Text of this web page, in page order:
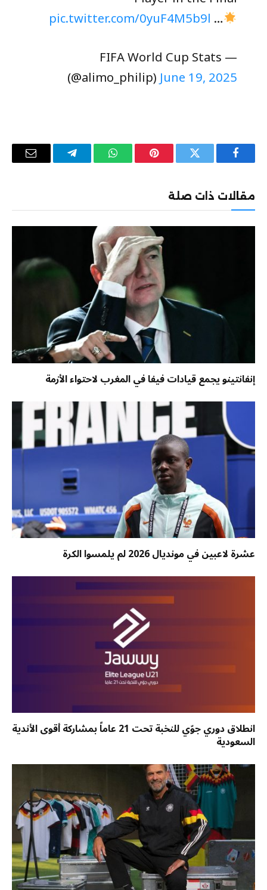
…
pic.twitter.com/0yuF4M5b9l
— FIFA World Cup Stats
(@alimo_philip)June 19, 2025
فيسبوك تويتر بينتيريستواتساب تيلقرام
البريد
مقالات ذات صلة
إنفانتينو يجمع قيادات فيفا في المغرب لاحتواء الأزمة
عشرة لاعبين في مونديال 2026 لم يلمسوا الكرة
انطلاق دوري جوّي للنخبة تحت 21 عاماً بمشاركة أقوى الأندية
السعودية